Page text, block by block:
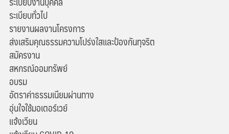
ระเบียบทั่วไป
รายงานผลงานโครงการ
ส่งเสริมคุณธรรมความโปร่งใสและป้องกันทุจริต
สมัครงาน
สหกรณ์ออมทรัพย์
อบรม
อัตราค่าธรรมเนียมผ่านทาง
อุ่นใจใช้มอเตอร์เวย์
แจ้งเวียน